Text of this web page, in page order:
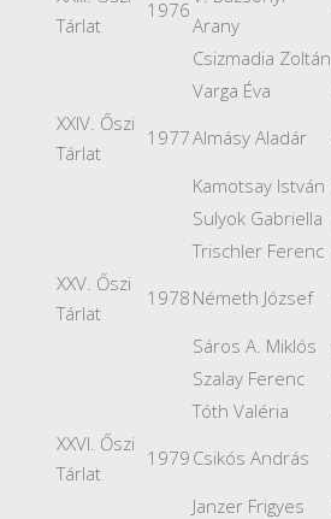
Tárlat
1976
Arany
Csizmadia Zoltán
Varga Éva
XXIV. Őszi
Tárlat
1977Almásy Aladár
Kamotsay István
Sulyok Gabriella
Trischler Ferenc
XXV. Őszi
Tárlat
1978 Németh József
Sáros A. Miklós
Szalay Ferenc
Tóth Valéria
XXVI. Őszi
Tárlat
1979 Csikós András
Janzer Frigyes